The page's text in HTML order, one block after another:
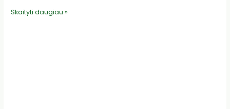
V.Buivydas:
Skaityti daugiau »